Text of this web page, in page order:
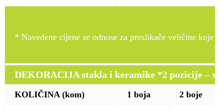
* Navedene cijene se odnose za preslikače veličine
DEKORACIJA stakla i keramike *2 pozicije –
KOLIČINA (kom) 1 boja 2 boje